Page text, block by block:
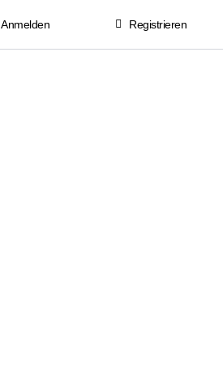
Anmelden Registrieren